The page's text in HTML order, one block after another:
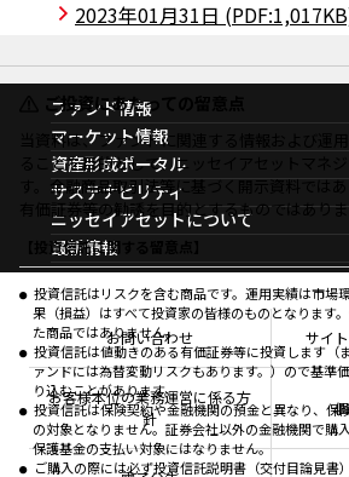
2023年01月31日
ご投資にあたっての留意点
当資料は、ファンドに関連する情報および運
ることを目的として、ニッセイアセットマネ
す。金融商品取引法等に基づく開示資料では
有価証券等の勧誘を目的とするものではあり
【投資信託に関する留意点】
投資信託はリスクを含む商品です。運用実績は市場
果（損益）はすべて投資家の皆様のものとなります
た商品ではありません。
投資信託は値動きのある有価証券等に投資します（
ァンドには為替変動リスクもあります。）ので基準
り込むことがあります。
投資信託は保険契約や金融機関の預金と異なり、保
の対象となりません。証券会社以外の金融機関で購
保護基金の支払い対象にはなりません。
ご購入の際には必ず投資信託説明書（交付目論見書
ファンド情報
ファンド情報TOP
基準価額一覧
ファンド検索
ファンド比較
決算カレンダー
海外休日カレンダー
投資信託新商品のご案内
投資信託償還商品のご案内
ちょこっと3分！ファンドシアター
有価証券届出書の効力の発生の有無に
こだわりのインデックスファンド 購
なしシリーズ
確定拠出年金について
マーケット情報
マーケット情報TOP
マーケット指数
マーケットレポート
コラム
ファンドレポート
資産形成ポータル
資産形成ポータルTOP
資産形成サービス
Nダイレクト
Goal Navi
資産形成サポート
NAMシティ
お問い合わせ
よくあるご質問
投資の教室
サステナビリティ
サステナビリティTOP
サステナビリティ経営
サステナブル投資
ニッセイアセットについて
ニッセイアセットについてTOP
会社情報
プレスリリース
受賞歴
方針・その他開示情報
採用情報
公式キャラクターのご紹介
最新情報
マーケットニュース
商品ニュース
おしらせ
メディアお問い合わせ サイ
お客様本位の業務運営に係る方
針